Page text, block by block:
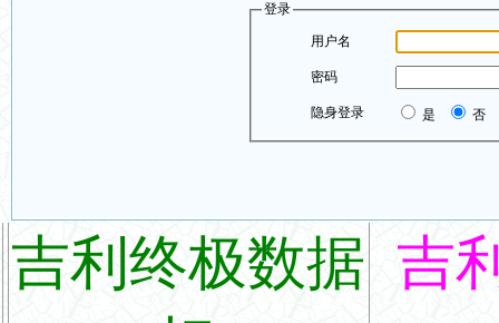
登录
用户名
密码
隐身登录 是 否
吉利终极数据 吉